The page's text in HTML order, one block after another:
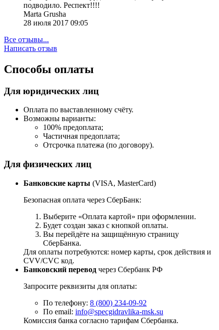
подводило. Респект!!!!
Marta Grusha
28 июля 2017 09:05
Все отзывы...
Написать отзыв
Способы оплаты
Для юридических лиц
Оплата по выставленному счёту.
Возможны варианты:
100% предоплата;
Частичная предоплата;
Отсрочка платежа (по договору).
Для физических лиц
Банковские карты (VISA, MasterCard)
Безопасная оплата через СберБанк:
Выберите «Оплата картой» при оформлении.
Будет создан заказ с кнопкой оплаты.
Вы перейдёте на защищённую страницу
СберБанка.
Для оплаты потребуются: номер карты, срок действия и
CVV/CVC код.
Банковский перевод через Сбербанк РФ
Запросите реквизиты для оплаты:
По телефону: 8 (800) 234-09-92
По email: info@specgidravlika-msk.su
Комиссия банка согласно тарифам Сбербанка.